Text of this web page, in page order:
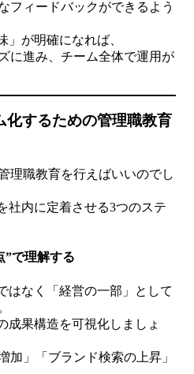
フィードバックができるよう
」が明確になれば、
に進み、チーム全体で運用が
化するための管理職教育
理職教育を行えばいいのでし
社内に定着させる3つのステ
”で理解する
はなく「経営の一部」として
成果構造を可視化しましょ
加」「ブランド検索の上昇」